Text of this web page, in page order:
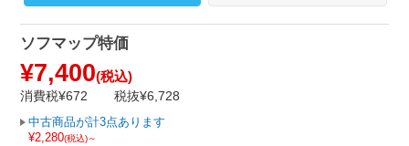
ソフマップ特価
¥7,400(税込)
消費税¥672 税抜¥6,728
中古商品が計3点あります
¥2,280(税込)～